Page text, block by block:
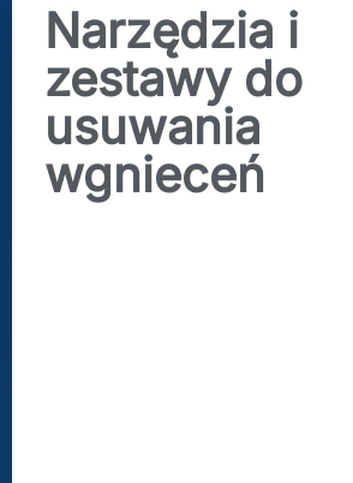
Narzędzia i
zestawy do
usuwania
wgnieceń